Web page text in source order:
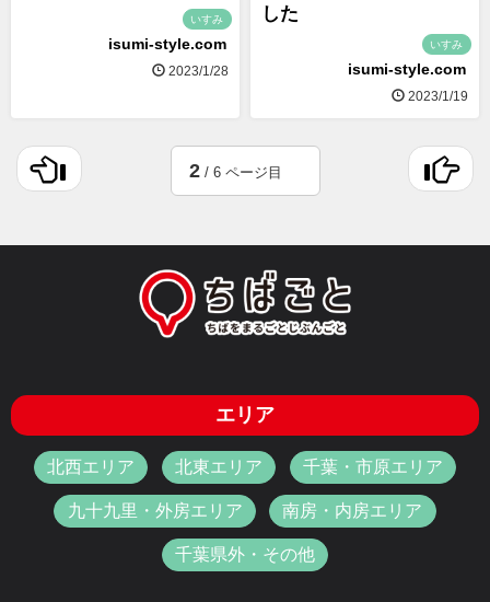
いすみ
isumi-style.com
2023/1/28
した
いすみ
isumi-style.com
2023/1/19
2/ 6 ページ目
エリア
北西エリア 北東エリア 千葉・市原エリア
九十九里・外房エリア 南房・内房エリア
千葉県外・その他